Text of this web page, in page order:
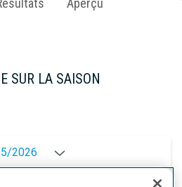
SUR LA SAISON
2026